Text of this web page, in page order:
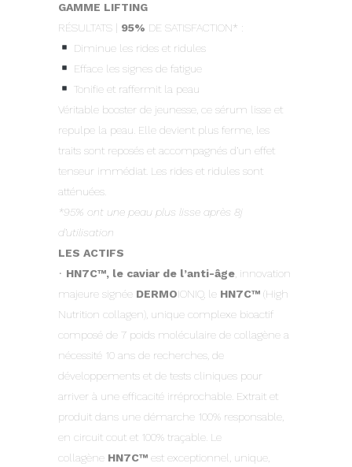
GAMME LIFTING
RÉSULTATS | 95% DE SATISFACTION* :
Diminue les rides et ridules
Efface les signes de fatigue
Tonifie et raffermit la peau
Véritable booster de jeunesse, ce sérum lisse et
repulpe la peau. Elle devient plus ferme, les
traits sont reposés et accompagnés d’un effet
tenseur immédiat. Les rides et ridules sont
atténuées.
*95% ont une peau plus lisse après 8j
d’utilisation
LES ACTIFS
• HN7C™, le caviar de l’anti-âge , innovation
majeure signée DERMOIONIQ, le HN7C™ (High
Nutrition collagen), unique complexe bioactif
composé de 7 poids moléculaire de collagène a
nécessité 10 ans de recherches, de
développements et de tests cliniques pour
arriver à une efficacité irréprochable. Extrait et
produit dans une démarche 100% responsable,
en circuit cout et 100% traçable. Le
collagène HN7C™ est exceptionnel, unique,